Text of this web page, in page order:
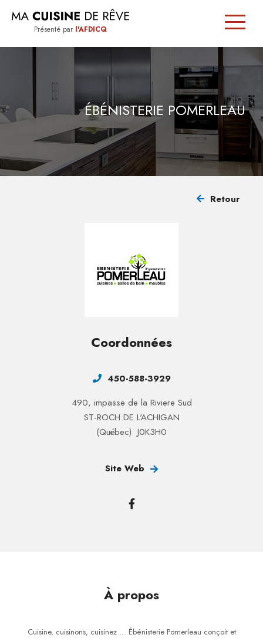
Présenté par l'AFDICQ
SIGNÉE
QUÉBEC
TRUCS
CONSEILS
ÉBÉNISTERIE POMERLEAU
Retour
Coordonnées
450-588-3929
490, impasse de la Riviere Sud
ST-ROCH DE L'ACHIGAN
(Québec) J0K3H0
Site Web
À propos
Cuisine, cuisinons, cuisinez ... Ébénisterie Pomerleau conçoit et